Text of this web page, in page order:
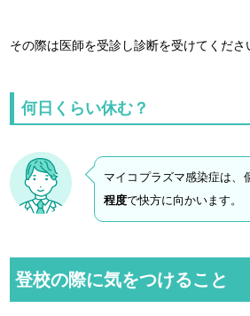
その際は医師を受診し診断を受けてくださ
何日くらい休む？
マイコプラズマ感染症は、
程度で快方に向かいます。
登校の際に気をつけること